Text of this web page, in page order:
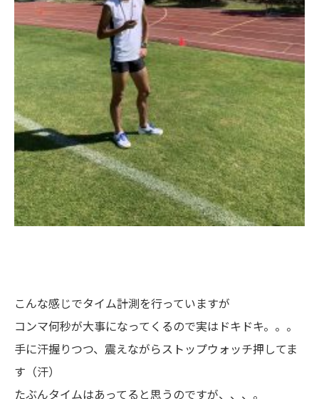
こんな感じでタイム計測を行っていますが
コンマ何秒が大事になってくるので実はドキドキ。。。
手に汗握りつつ、震えながらストップウォッチ押してま
す（汗）
たぶんタイムはあってると思うのですが、、、。